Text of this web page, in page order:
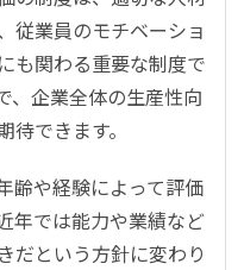
従業員のモチベーショ
も関わる重要な制度で
、企業全体の生産性向
できます。
齢や経験によって評価
年では能力や業績など
だという方針に変わり